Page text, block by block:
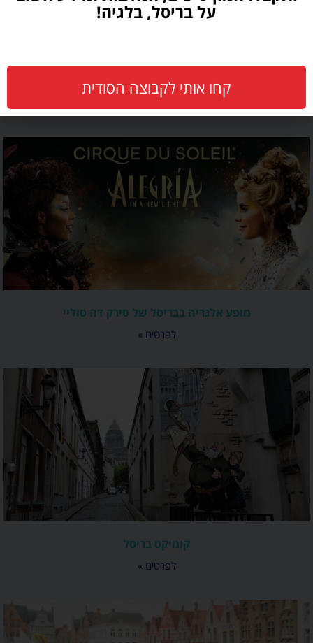
מוזיאון הרכבת – עולם הרכבות של בריסל (Train World)
מופע אלגריה בבריסל של סירק דה סוליי
לפרטים »
קומיקס בריסל
לפרטים »
על בריסל, בלגיה!
קחו אותי לקבוצה הסודית